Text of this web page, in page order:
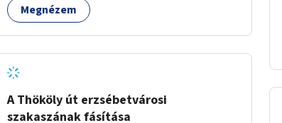
Megnézem
A Thököly út erzsébetvárosi
szakaszának fásítása